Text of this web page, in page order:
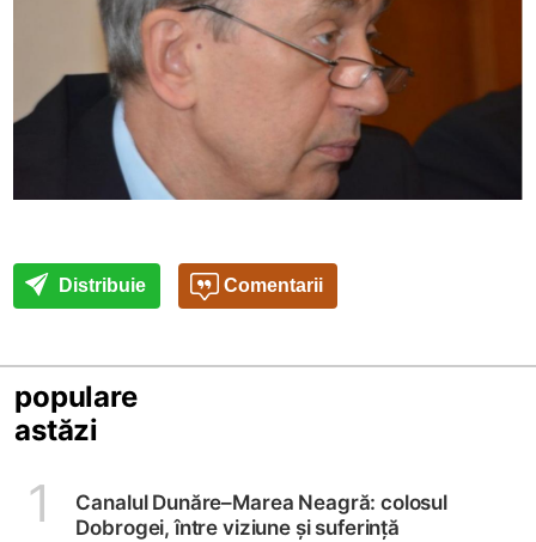
Distribuie Comentarii
populare
astăzi
1
Canalul Dunăre–Marea Neagră: colosul
Dobrogei, între viziune și suferință